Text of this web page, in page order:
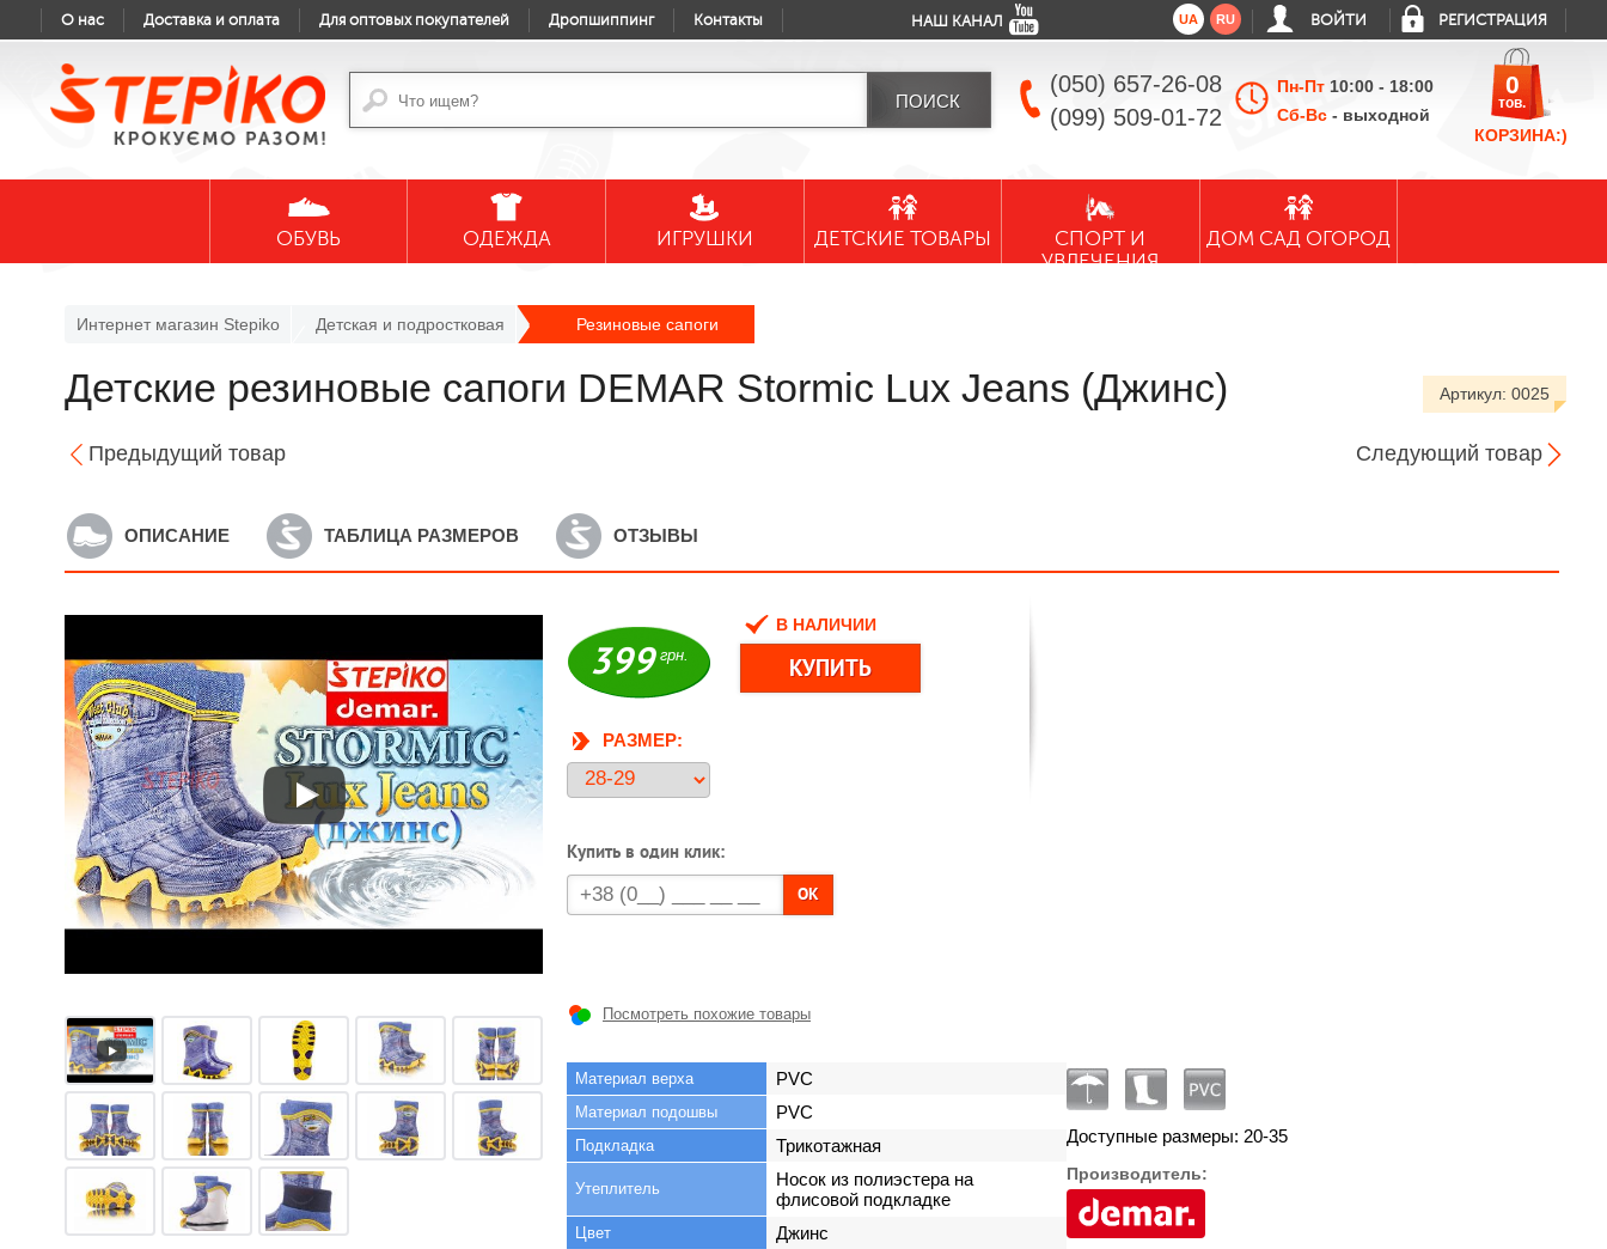
О нас Доставка и оплата Для оптовых покупателей Дропшиппинг Контакты НАШ КАНАЛ UA RU ВОЙТИ РЕГИСТРАЦИЯ
(050) 657-26-08
(099) 509-01-72
Пн-Пт 10:00 - 18:00
Сб-Вс - выходной
КОРЗИНА:)
0
тов.
ОБУВЬ ОДЕЖДА ИГРУШКИ ДЕТСКИЕ ТОВАРЫ
СПОРТ И
УВЛЕЧЕНИЯ
ДОМ САД ОГОРОД
Интернет магазин Stepiko Детская и подростковая Резиновые сапоги
Детские резиновые сапоги DEMAR Stormic Lux Jeans (Джинс) Артикул: 0025
Предыдущий товар Следующий товар
ОПИСАНИЕ ТАБЛИЦА РАЗМЕРОВ ОТЗЫВЫ
399 грн.
В НАЛИЧИИ
РАЗМЕР:
Купить в один клик:
OK
Посмотреть похожие товары
Материал верха PVC
Материал подошвы PVC
Подкладка Трикотажная
Утеплитель
Носок из полиэстера на
флисовой подкладке
Цвет Джинс
Доступные размеры: 20-35
Производитель: